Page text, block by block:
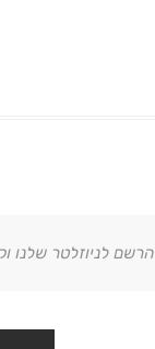
הרשם לניוזלטר שלנו